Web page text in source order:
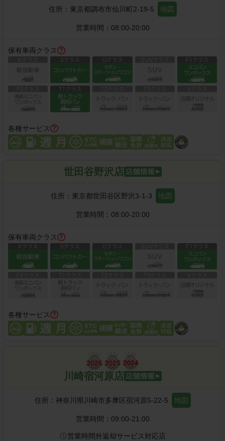
住所： 東京都調布市仙川町2-19-5 地図
営業時間： 08:00-20:00
保有車両クラス
各種サービス
世田谷野沢店
住所： 東京都世田谷区野沢3-1-3 地図
営業時間： 08:00-20:00
保有車両クラス
各種サービス
川崎宿河原店
住所： 神奈川県川崎市多摩区宿河原5-22-5 地図
営業時間： 09:00-21:00
営業時間外返却サービス対応店